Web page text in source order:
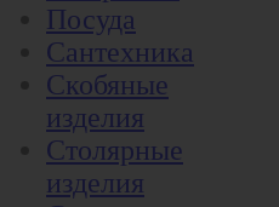
Посуда
Сантехника
Скобяные
изделия
Столярные
изделия